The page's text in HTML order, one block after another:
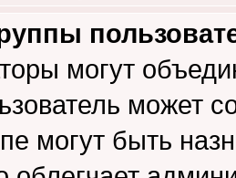
могут
может
могут быть